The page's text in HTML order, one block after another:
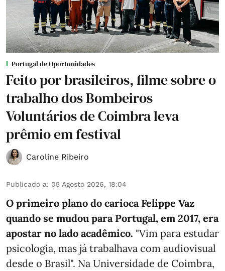
Portugal de Oportunidades
Feito por brasileiros, filme sobre o
trabalho dos Bombeiros
Voluntários de Coimbra leva
prêmio em festival
Caroline Ribeiro
Publicado a: 05 Agosto 2026, 18:04
O primeiro plano do carioca Felippe Vaz
quando se mudou para Portugal, em 2017, era
apostar no lado acadêmico. "Vim para estudar
psicologia, mas já trabalhava com audiovisual
desde o Brasil". Na Universidade de Coimbra,